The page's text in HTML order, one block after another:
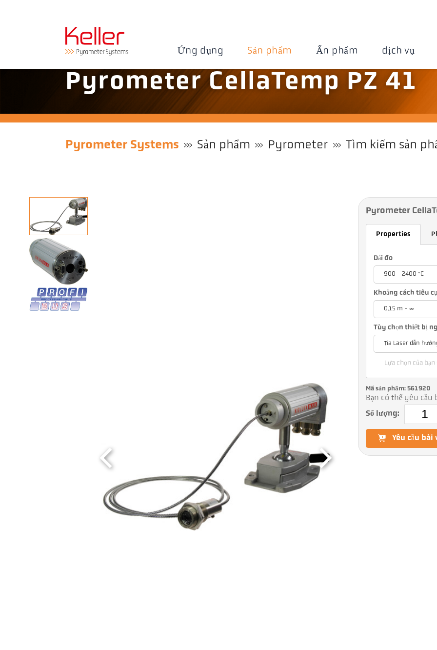
Ứng dụng Sản phẩm Ấn phẩm dịch vụ
Pyrometer CellaTemp PZ 41
Pyrometer Systems Sản phẩm Pyrometer Tìm kiếm sản
Pyrometer
Properties
Dải đo
900 - 2400 °C
Khoảng cách tiêu
0,15 m - ∞
Tùy chọn thiết bị
Tia Laser dẫn
Lựa chọn của
Mã sản phẩm: 561920
Bạn có thể yêu
Số lượng:
Yêu cầu bài